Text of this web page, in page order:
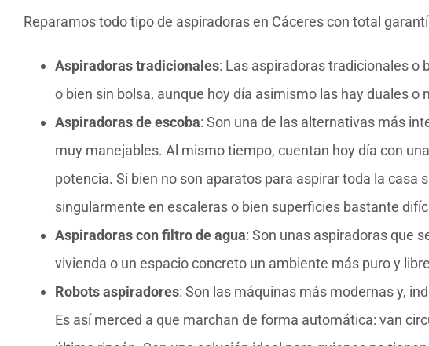
Reparamos todo tipo de aspiradoras en Cáceres con total
Aspiradoras tradicionales: Las aspiradoras tradicionales o
o bien sin bolsa, aunque hoy día asimismo las hay duales
Aspiradoras de escoba: Son una de las alternativas más
muy manejables. Al mismo tiempo, cuentan hoy día con
potencia. Si bien no son aparatos para aspirar toda la casa
singularmente en escaleras o bien superficies bastante
Aspiradoras con filtro de agua: Son unas aspiradoras que
vivienda o un espacio concreto un ambiente más puro y
Robots aspiradores: Son las máquinas más modernas y,
Es así merced a que marchan de forma automática: van